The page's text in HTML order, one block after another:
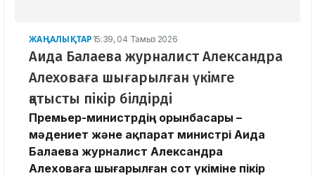
ЖАҢАЛЫҚТАР 15:39, 04 Тамыз 2026
Аида Балаева журналист Александра
Алеховаға шығарылған үкімге
қатысты пікір білдірді
Премьер-министрдің орынбасары –
мәдениет және ақпарат министрі Аида
Балаева журналист Александра
Алеховаға шығарылған сот үкіміне пікір